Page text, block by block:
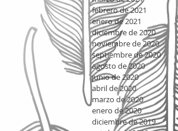
febrero de 2021
enero de 2021
diciembre de 2020
noviembre de 2020
septiembre de 2020
agosto de 2020
junio de 2020
abril de 2020
marzo de 2020
enero de 2020
diciembre de 2019